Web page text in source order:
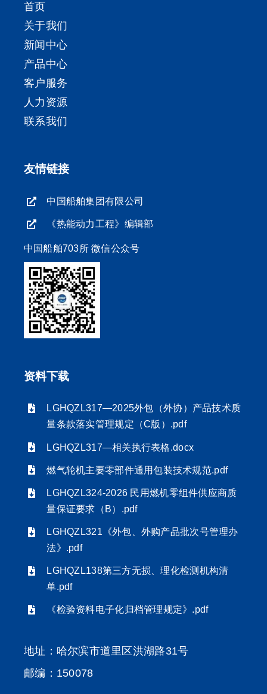
首页
关于我们
新闻中心
产品中心
客户服务
人力资源
联系我们
友情链接
中国船舶集团有限公司
《热能动力工程》编辑部
中国船舶703所 微信公众号
资料下载
LGHQZL317—2025外包（外协）产品技术质
量条款落实管理规定（C版）.pdf
LGHQZL317—相关执行表格.docx
燃气轮机主要零部件通用包装技术规范.pdf
LGHQZL324-2026 民用燃机零组件供应商质
量保证要求（B）.pdf
LGHQZL321《外包、外购产品批次号管理办
法》.pdf
LGHQZL138第三方无损、理化检测机构清
单.pdf
《检验资料电子化归档管理规定》.pdf
地址：哈尔滨市道里区洪湖路31号
邮编：150078